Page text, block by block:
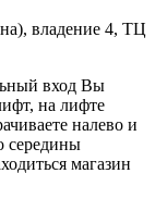
владение 4, ТЦ
вход Вы
на лифте
налево и
середины
магазин